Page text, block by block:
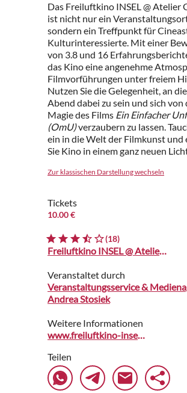
Das Freiluftkino INSEL @ Atelier
ist nicht nur ein
sondern ein Treffpunkt für
Kulturinteressierte. Mit einer
von 3.8 und 16
das Kino eine angenehme
Filmvorführungen unter freiem
Nutzen Sie die Gelegenheit, an
Abend dabei zu sein und sich von
Magie des Films Ein Einfacher
(OmU)verzaubern zu lassen.
ein in die Welt der Filmkunst und
Sie Kino in einem ganz neuen
Zur klassischen Darstellung wechseln
Tickets
10.00 €
(18)
Freiluftkino INSEL @ Atelier Gardens
Veranstaltet durch
Veranstaltungsservice &
Andrea Stosiek
Weitere Informationen
www.freiluftkino-insel.de
Teilen